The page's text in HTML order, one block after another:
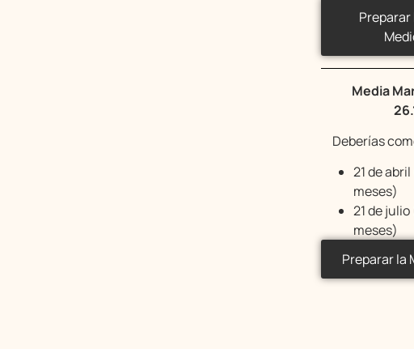
Media
Deberías
21 de
meses)
21 de
meses)
Preparar la